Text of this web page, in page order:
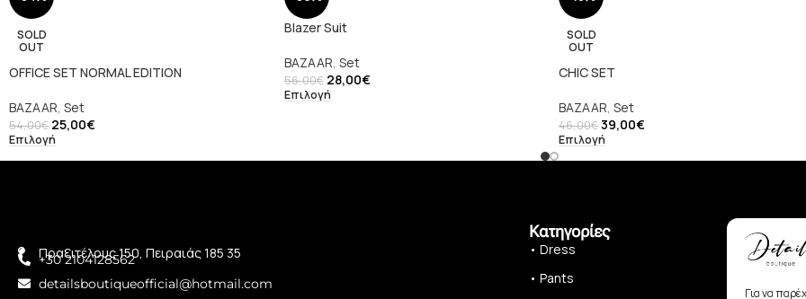
Για να
SOLD
OUT
OFFICE SET NORMAL EDITION
BAZAAR, Set
54,00€ 25,00€
Επιλογή
Blazer Suit
BAZAAR, Set
56,00€ 28,00€
Επιλογή
SOLD
OUT
CHIC SET
BAZAAR, Set
46,00€39,00€
Επιλογή
Πραξιτέλους 150, Πειραιάς 185 35
+30 2104128562
detailsboutiqueofficial@hotmail.com
Κατηγορίες
• Dress
• Pants